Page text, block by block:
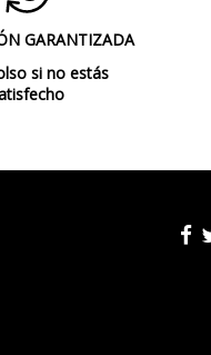
GARANTIZADA
si no estás